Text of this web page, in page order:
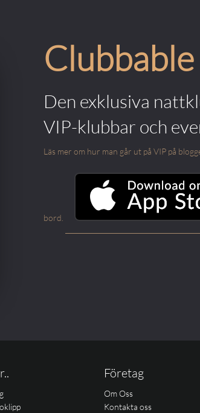
Den exklusiva
VIP-klubbar och
Läs mer om hur man går ut på VIP på
bord.
Företag
Om Oss
Kontakta oss